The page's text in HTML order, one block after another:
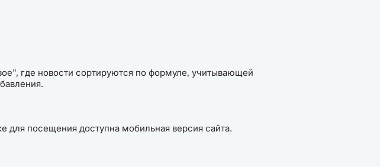
где новости сортируются по формуле, учитывающей
посещения доступна мобильная версия сайта.